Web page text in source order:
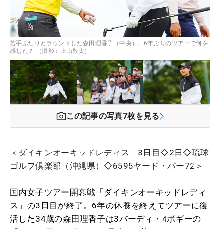
若手ふたりとラウンドした森田理香子（中央）。6年ぶりのツアーで何を
感じた？ （撮影：上山敬太）
この記事の写真7枚を見る
＜ダイキンオーキッドレディス 3日目◇2日◇琉球
ゴルフ倶楽部（沖縄県）◇6595ヤード・パー72＞
国内女子ツアー開幕戦「ダイキンオーキッドレディ
ス」の3日目が終了。6年の休養を終えてツアーに復
活した34歳の森田理香子は3バーディ・4ボギーの